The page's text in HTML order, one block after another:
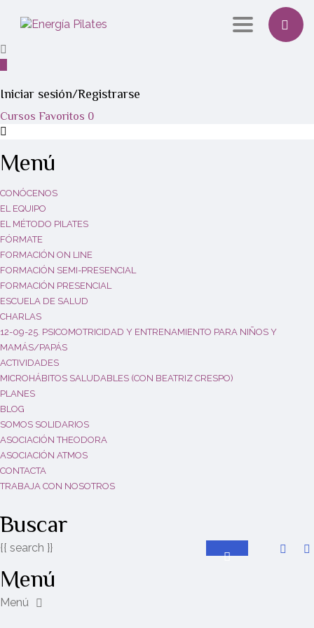
Toggle
Iniciar sesión/Registrarse
Cursos Favoritos 0
Menú
CONÓCENOS
EL EQUIPO
EL MÉTODO PILATES
FÓRMATE
FORMACIÓN ON LINE
FORMACIÓN SEMI-PRESENCIAL
FORMACIÓN PRESENCIAL
ESCUELA DE SALUD
CHARLAS
12-09-25. PSICOMOTRICIDAD Y ENTRENAMIENTO PARA NIÑOS Y
MAMÁS/PAPÁS
ACTIVIDADES
MICROHÁBITOS SALUDABLES (CON BEATRIZ CRESPO)
PLANES
BLOG
SOMOS SOLIDARIOS
ASOCIACIÓN THEODORA
ASOCIACIÓN ATMOS
CONTACTA
TRABAJA CON NOSOTROS
Buscar
{{ search }}
Menú